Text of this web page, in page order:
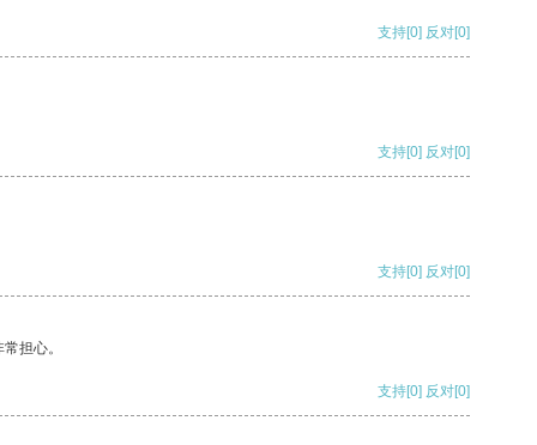
支持[0] 反对[0]
支持[0] 反对[0]
支持[0] 反对[0]
担心。
支持[0] 反对[0]